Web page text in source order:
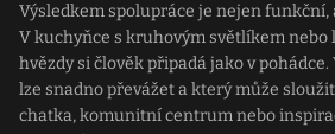
Výsledkem spolupráce je nejen funkční,
V kuchyňce s kruhovým světlíkem nebo
hvězdy si člověk připadá jako v
lze snadno převážet a který může
chatka, komunitní centrum nebo